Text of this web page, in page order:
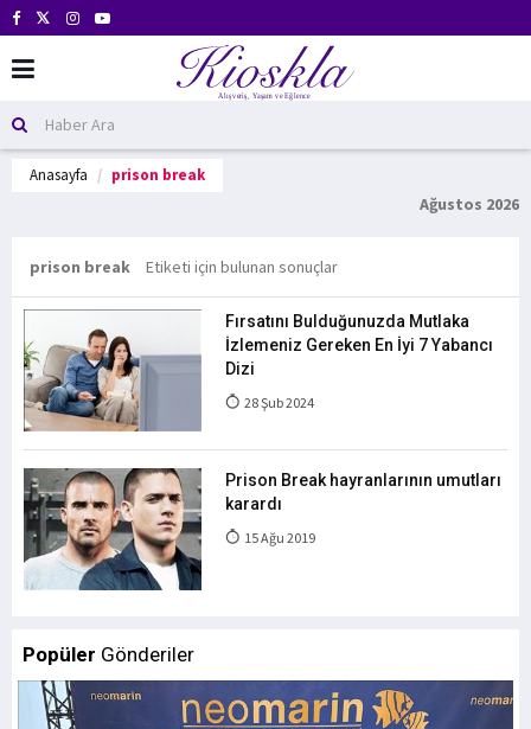
Anasayfa prison break
Ağustos 2026
prison break Etiketi için bulunan sonuçlar
Fırsatını Bulduğunuzda Mutlaka
İzlemeniz Gereken En İyi 7 Yabancı
Dizi
28 Şub 2024
Prison Break hayranlarının umutları
karardı
15 Ağu 2019
Popüler Gönderiler